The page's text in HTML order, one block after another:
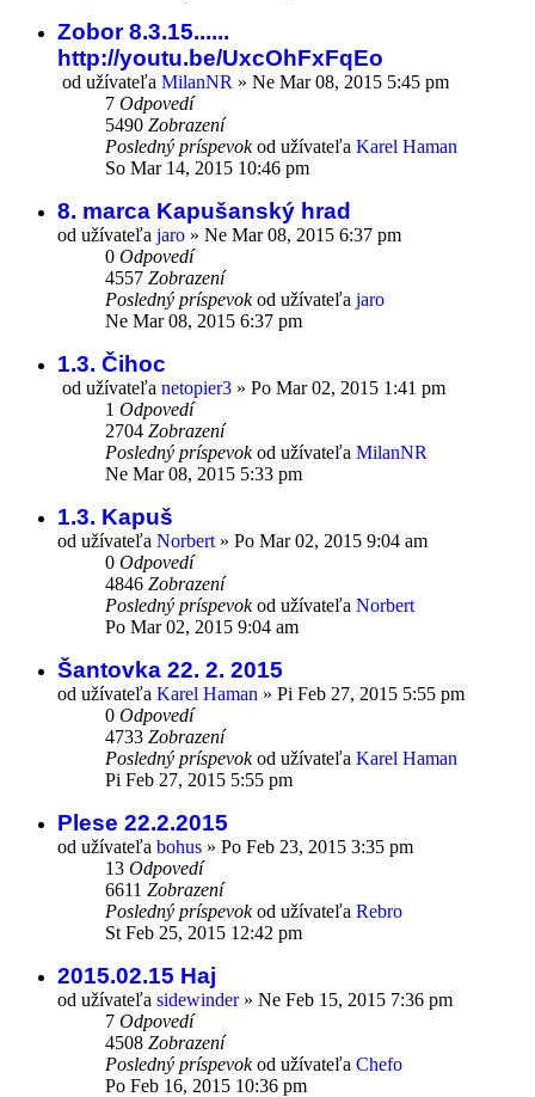
Zobor 8.3.15......
http://youtu.be/UxcOhFxFqEo
od užívateľa MilanNR » Ne Mar 08, 2015 5:45 pm
7 Odpovedí
5490 Zobrazení
Posledný príspevokod užívateľa Karel Haman
So Mar 14, 2015 10:46 pm
8. marca Kapušanský hrad
od užívateľa jaro » Ne Mar 08, 2015 6:37 pm
0 Odpovedí
4557 Zobrazení
Posledný príspevokod užívateľa jaro
Ne Mar 08, 2015 6:37 pm
1.3. Čihoc
od užívateľa netopier3 » Po Mar 02, 2015 1:41 pm
1 Odpovedí
2704 Zobrazení
Posledný príspevokod užívateľa MilanNR
Ne Mar 08, 2015 5:33 pm
1.3. Kapuš
od užívateľa Norbert » Po Mar 02, 2015 9:04 am
0 Odpovedí
4846 Zobrazení
Posledný príspevokod užívateľa Norbert
Po Mar 02, 2015 9:04 am
Šantovka 22. 2. 2015
od užívateľa Karel Haman » Pi Feb 27, 2015 5:55 pm
0 Odpovedí
4733 Zobrazení
Posledný príspevokod užívateľa Karel Haman
Pi Feb 27, 2015 5:55 pm
Plese 22.2.2015
od užívateľa bohus » Po Feb 23, 2015 3:35 pm
13 Odpovedí
6611 Zobrazení
Posledný príspevokod užívateľa Rebro
St Feb 25, 2015 12:42 pm
2015.02.15 Haj
od užívateľa sidewinder» Ne Feb 15, 2015 7:36 pm
7 Odpovedí
4508 Zobrazení
Posledný príspevokod užívateľa Chefo
Po Feb 16, 2015 10:36 pm